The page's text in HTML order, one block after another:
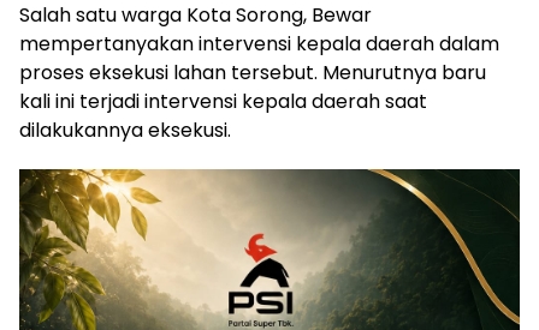
Salah satu warga Kota Sorong, Bewar
mempertanyakan intervensi kepala daerah dalam
proses eksekusi lahan tersebut. Menurutnya baru
kali ini terjadi intervensi kepala daerah saat
dilakukannya eksekusi.